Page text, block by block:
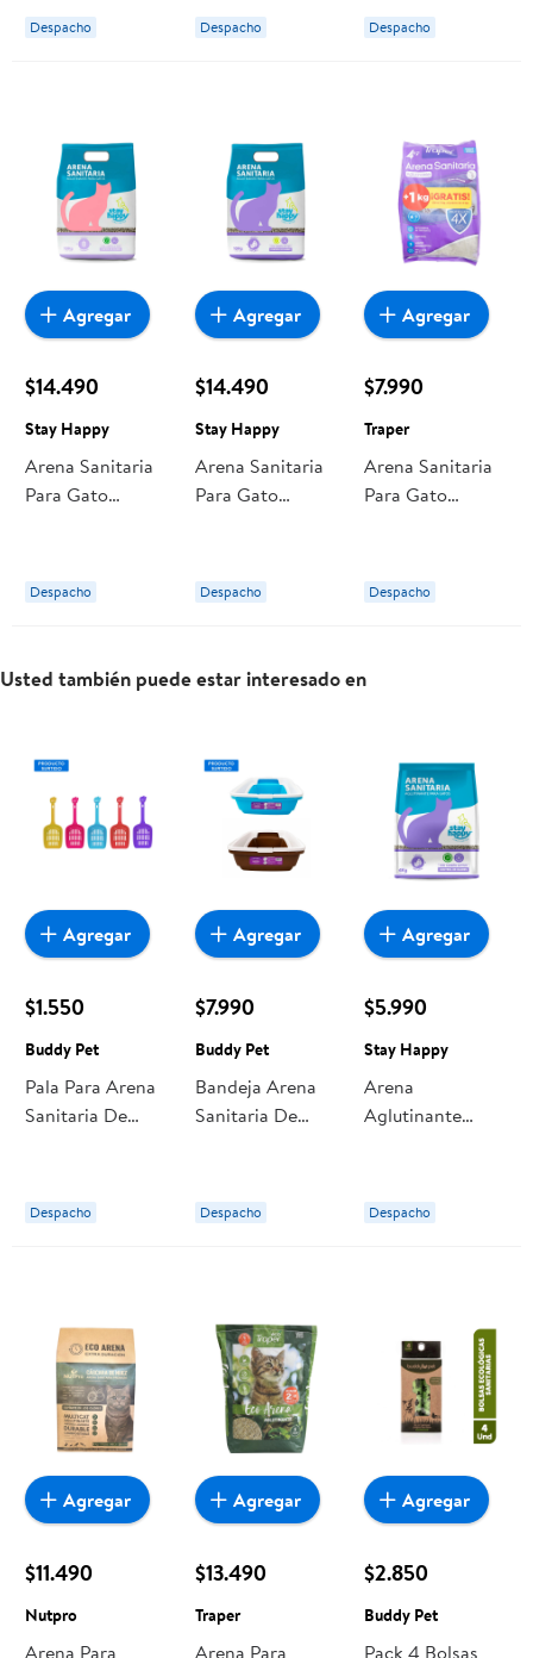
Café 2 kg Buddy
Pet
Despacho
Lavanda Bolsa 2
Kg Stay Happy
Despacho
Lavanda Bolsa 4
Kg Buddy Pet
Despacho
$14.490
Stay Happy
Arena Sanitaria
Para Gato
Lavanda Bolsa 10
kg Stay Happy
Despacho
Agregar
$14.490
Stay Happy
Arena Sanitaria
Para Gato
Happy
Despacho
Agregar
$7.990
Traper
Arena Sanitaria
Para Gato
Lavanda Bolsa 4
kg Traper
Despacho
Agregar
Usted también puede estar interesado en
$1.550
Buddy Pet
Pala Para Arena
Sanitaria De
Buddy Pet
Despacho
Agregar
$7.990
Buddy Pet
Bandeja Arena
Sanitaria De
Pet
Despacho
Agregar
$5.990
Stay Happy
Arena
Aglutinante
Despacho
Agregar
$11.490
Nutpro
Arena Para
Agregar
$13.490
Traper
Arena Para
Agregar
$2.850
Buddy Pet
Pack 4 Bolsas
Agregar